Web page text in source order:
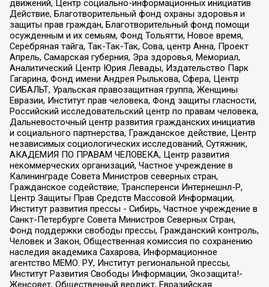
движений, Центр социально-информационных инициатив
Действие, Благотворительный фонд охраны здоровья и
защиты прав граждан, Благотворительный фонд помощи
осужденным и их семьям, Фонд Тольятти, Новое время,
Серебряная тайга, Так-Так-Так, Сова, центр Анна, Проект
Апрель, Самарская губерния, Эра здоровья, Мемориал,
Аналитический Центр Юрия Левады, Издательство Парк
Гагарина, Фонд имени Андрея Рылькова, Сфера, Центр
СИБАЛЬТ, Уральская правозащитная группа, Женщины
Евразии, Институт прав человека, Фонд защиты гласности,
Российский исследовательский центр по правам человека,
Дальневосточный центр развития гражданских инициатив
и социального партнерства, Гражданское действие, Центр
независимых социологических исследований, Сутяжник,
АКАДЕМИЯ ПО ПРАВАМ ЧЕЛОВЕКА, Центр развития
некоммерческих организаций, Частное учреждение в
Калининграде Совета Министров северных стран,
Гражданское содействие, Трансперенси Интернешнл-Р,
Центр Защиты Прав Средств Массовой Информации,
Институт развития прессы - Сибирь, Частное учреждение в
Санкт-Петербурге Совета Министров Северных Стран,
Фонд поддержки свободы прессы, Гражданский контроль,
Человек и Закон, Общественная комиссия по сохранению
наследия академика Сахарова, Информационное
агентство МЕМО. РУ, Институт региональной прессы,
Институт Развития Свободы Информации, Экозащита!-
Женсовет, Общественный вердикт, Евразийская